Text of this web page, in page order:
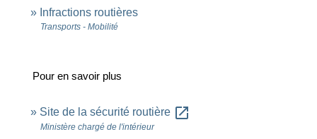
Infractions routières
Transports - Mobilité
Pour en savoir plus
Site de la sécurité routière open_in_new
Ministère chargé de l'intérieur